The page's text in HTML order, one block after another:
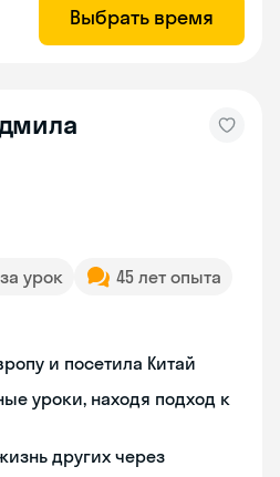
Выбрать время
урок
45 лет опыта
и посетила Китай
уроки, находя подход к
других через